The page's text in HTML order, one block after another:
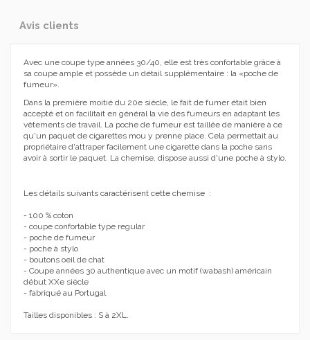
Avis clients
Avec une coupe type années 30/40, elle est très confortable grâce à
sa coupe ample et possède un détail supplémentaire : la «poche de
fumeur».
Dans la première moitié du 20e siècle, le fait de fumer était bien
accepté et on facilitait en général la vie des fumeurs en adaptant les
vêtements de travail. La poche de fumeur est taillée de manière à ce
qu'un paquet de cigarettes mou y prenne place. Cela permettait au
propriétaire d'attraper facilement une cigarette dans la poche sans
avoir à sortir le paquet. La chemise, dispose aussi d'une poche à stylo.
Les détails suivants caractérisent cette chemise :
- 100 % coton
- coupe confortable type regular
- poche de fumeur
- poche à stylo
- boutons oeil de chat
- Coupe années 30 authentique avec un motif (wabash) américain
début XXe siècle
- fabriqué au Portugal
Tailles disponibles : S à 2XL.